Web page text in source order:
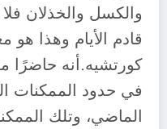
والكسل والخذلان
قادم الأيام وهذا هو
كورتشيه.أنه حاضرًا
في حدود الممكنات
الماضي، وتلك